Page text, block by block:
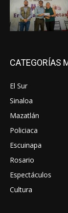
CATEGORÍAS
El Sur
Sinaloa
Mazatlán
Policiaca
Escuinapa
Rosario
Espectáculos
Cultura